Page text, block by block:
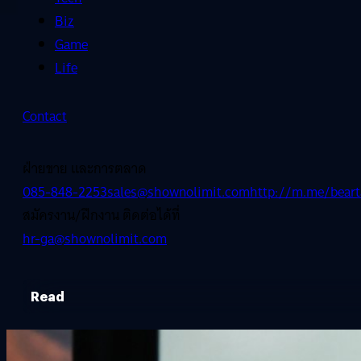
Biz
Game
Life
Contact
ฝ่ายขาย และการตลาด
085-848-2253sales@shownolimit.comhttp://m.me/
สมัครงาน/ฝึกงาน ติดต่อได้ที่
hr-ga@shownolimit.com
Read